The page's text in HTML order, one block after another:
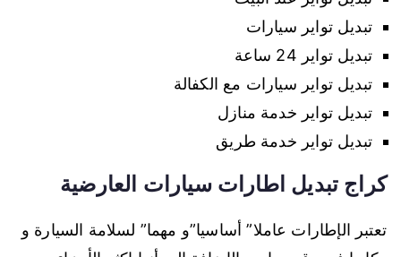
تبديل تواير سيارات
تبديل تواير 24 ساعة
تبديل تواير سيارات مع الكفالة
تبديل تواير خدمة منازل
تبديل تواير خدمة طريق
كراج تبديل اطارات سيارات العارضية
تعتبر الإطارات عاملا” أساسيا”و مهما” لسلامة السيارة و